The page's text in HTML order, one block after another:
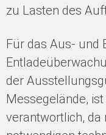
zu Lasten des
Für das Aus- und
der
Messegelände,
verantwortlich,